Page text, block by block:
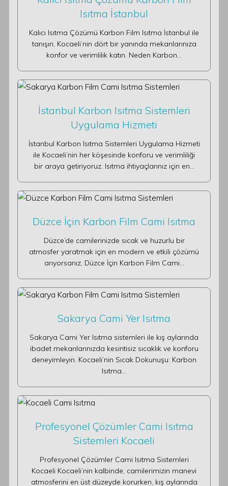
Isıtma İstanbul
Kalıcı Isıtma Çözümü Karbon Film Isıtma İstanbul ile
tanışın, Kocaeli’nin dört bir yanında mekanlarınıza
konfor ve verimlilik katın. Neden Karbon…
İstanbul Karbon Isıtma Sistemleri
Uygulama Hizmeti
İstanbul Karbon Isıtma Sistemleri Uygulama Hizmeti
ile Kocaeli’nin her köşesinde konforu ve verimliliği
bir araya getiriyoruz. Isıtma ihtiyaçlarınız için en…
Düzce İçin Karbon Film Cami Isıtma
Düzce’de camilerinizde sıcak ve huzurlu bir
atmosfer yaratmak için en modern ve etkili çözümü
arıyorsanız, Düzce İçin Karbon Film Cami…
Sakarya Cami Yer Isıtma
Sakarya Cami Yer Isıtma sistemleri ile kış aylarında
ibadet mekanlarınızda kesintisiz sıcaklık ve konforu
deneyimleyin. Kocaeli’nin Sıcak Dokunuşu: Karbon
Isıtma…
Profesyonel Çözümler Cami Isıtma
Sistemleri Kocaeli
Profesyonel Çözümler Cami Isıtma Sistemleri
Kocaeli Kocaeli’nin kalbinde, camilerimizin manevi
atmosferini en üst düzeyde korurken, kış aylarında